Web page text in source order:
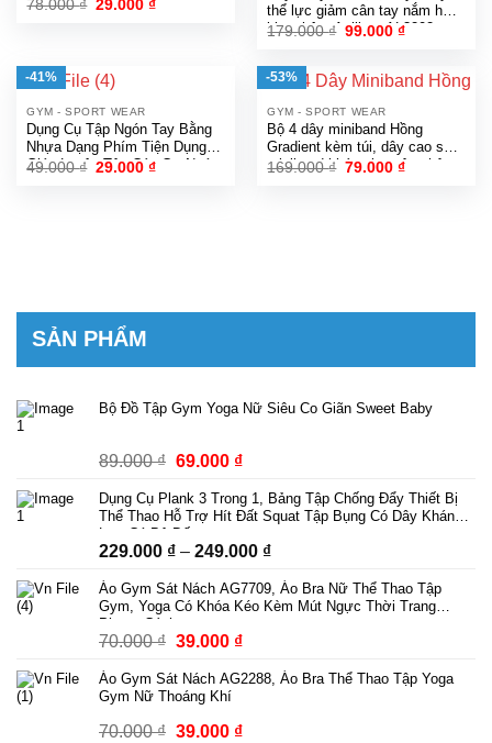
78.000₫ Giá
29.000₫Giá
thể lực giảm cân tay nắm hợp
kim nhôm Aolikes AL3202
179.000₫ Giá
179.000 ₫.
99.000₫Giá
là:
99.000 ₫.
-41%
GYM - SPORT WEAR
Dụng Cụ Tập Ngón Tay Bằng
Nhựa Dạng Phím Tiện Dụng,
Giúp Luyện Tập Các Cơ Ngón
49.000₫ Giá
29.000₫Giá
-53%
GYM - SPORT WEAR
Bộ 4 dây miniband Hồng
Gradient kèm túi, dây cao su
miniband kháng lực tập chân
169.000₫ Giá
79.000₫Giá
SẢN PHẨM
Bộ Đồ Tập Gym Yoga Nữ Siêu Co Giãn Sweet Baby
89.000₫ Giá
là:
89.000 ₫.
69.000 ₫Giá
tại
69.000 ₫.
Dụng Cụ Plank 3 Trong 1, Bảng Tập Chống Đẩy Thiết Bị
Thể Thao Hỗ Trợ Hít Đất Squat Tập Bụng Có Dây Kháng
Lực Có Bộ Đếm
229.000 ₫ – 249.000 ₫Khoảng
từ
229.000 ₫
Áo Gym Sát Nách AG7709, Áo Bra Nữ Thể Thao Tập
Gym, Yoga Có Khóa Kéo Kèm Mút Ngực Thời Trang
Phong Cách
70.000₫ Giá
là:
70.000 ₫.
39.000 ₫Giá
tại
39.000 ₫.
Áo Gym Sát Nách AG2288, Áo Bra Thể Thao Tập Yoga
Gym Nữ Thoáng Khí
70.000₫ Giá
39.000 ₫Giá